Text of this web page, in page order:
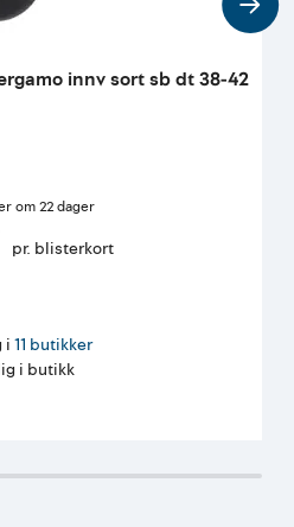
innv sort sb dt 38-42
om 22 dager
pr. blisterkort
i 11 butikker
i butikk